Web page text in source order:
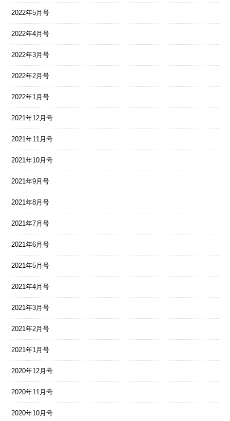
2022年5月号
2022年4月号
2022年3月号
2022年2月号
2022年1月号
2021年12月号
2021年11月号
2021年10月号
2021年9月号
2021年8月号
2021年7月号
2021年6月号
2021年5月号
2021年4月号
2021年3月号
2021年2月号
2021年1月号
2020年12月号
2020年11月号
2020年10月号